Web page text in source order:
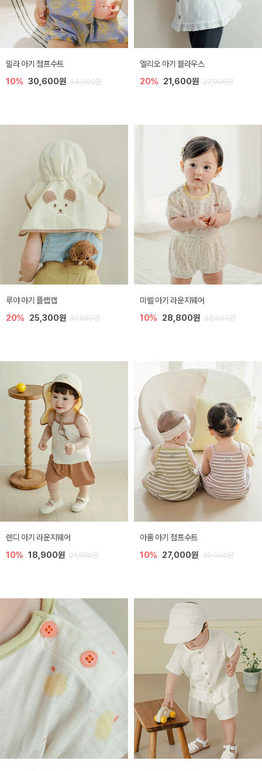
밀라 아기 점프수트
10% 30,600원 34,000원
엘리오 아기 블라우스
20% 21,600원 27,000원
루야 아기 플랩캡
20% 25,300원 31,600원
미렐 아기 라운지웨어
10% 28,800원 32,000원
렌디 아기 라운지웨어
10% 18,900원 21,000원
아롬 아기 점프수트
10% 27,000원 30,000원